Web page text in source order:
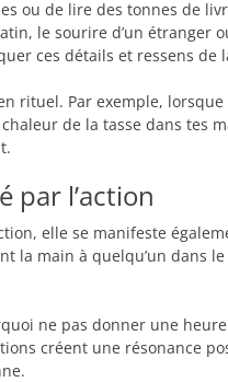
ou de lire des tonnes de
le sourire d’un étranger
ces détails et ressens de
rituel. Par exemple, lorsque
de la tasse dans tes
par l’action
elle se manifeste
la main à quelqu’un dans
ne pas donner une
créent une résonance